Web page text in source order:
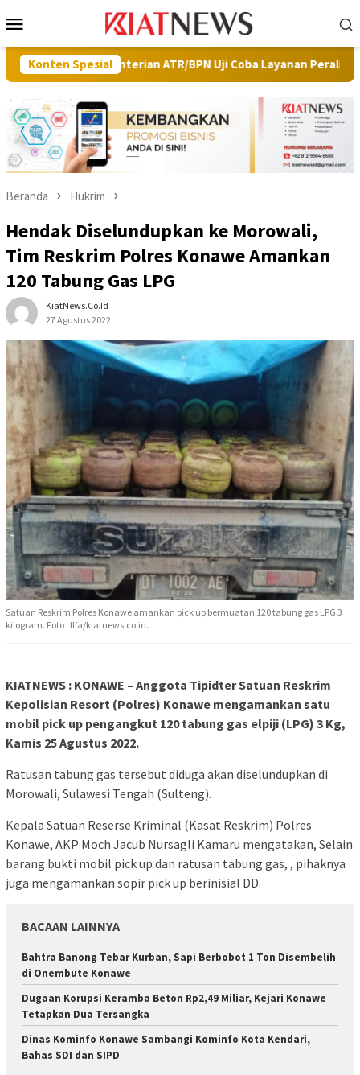
ke
Mobile
Konten Spesial
ATR/BPN Uji Coba Layanan Peralihan Hak Target
Beranda Hukrim
Hendak Diselundupkan ke Morowali,
Tim Reskrim Polres Konawe Amankan
120 Tabung Gas LPG
KiatNews.co.id
27 Agustus 2022
Satuan Reskrim Polres Konawe amankan pick up bermuatan 120 tabung gas LPG 3
kilogram. Foto : Ilfa/kiatnews.co.id.
KIATNEWS : KONAWE – Anggota Tipidter Satuan Reskrim
Kepolisian Resort (Polres) Konawe mengamankan satu
mobil pick up pengangkut 120 tabung gas elpiji (LPG) 3 Kg,
Kamis 25 Agustus 2022.
Ratusan tabung gas tersebut diduga akan diselundupkan di
Morowali, Sulawesi Tengah (Sulteng).
Kepala Satuan Reserse Kriminal (Kasat Reskrim) Polres
Konawe, AKP Moch Jacub Nursagli Kamaru mengatakan, Selain
barang bukti mobil pick up dan ratusan tabung gas, , pihaknya
juga mengamankan sopir pick up berinisial DD.
BACAAN LAINNYA
Bahtra Banong Tebar Kurban, Sapi Berbobot 1 Ton Disembelih
di Onembute Konawe
Dugaan Korupsi Keramba Beton Rp2,49 Miliar, Kejari Konawe
Tetapkan Dua Tersangka
Dinas Kominfo Konawe Sambangi Kominfo Kota Kendari,
Bahas SDI dan SIPD